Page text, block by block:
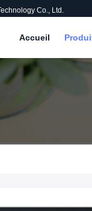
Co., Ltd.
Accueil